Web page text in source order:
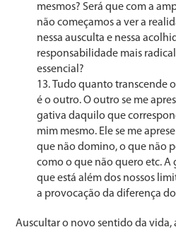
mesmos? Será que com a
não começamos a ver a
nessa ausculta e nessa
responsabilidade mais
essencial?
Tudo quanto transcende
é o outro. O outro se me
gativa daquilo que
mim mesmo. Ele se me
que não domino, o que não
como o que não quero etc. A
que está além dos nossos
a provocação da diferença
Auscultar o novo sentido da